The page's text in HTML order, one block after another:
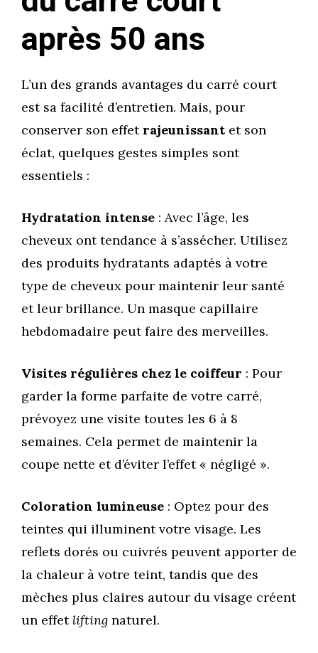
après 50 ans
L’un des grands avantages du carré court
est sa facilité d’entretien. Mais, pour
conserver son effet rajeunissant et son
éclat, quelques gestes simples sont
essentiels :
Hydratation intense : Avec l’âge, les
cheveux ont tendance à s’assécher. Utilisez
des produits hydratants adaptés à votre
type de cheveux pour maintenir leur santé
et leur brillance. Un masque capillaire
hebdomadaire peut faire des merveilles.
Visites régulières chez le coiffeur : Pour
garder la forme parfaite de votre carré,
prévoyez une visite toutes les 6 à 8
semaines. Cela permet de maintenir la
coupe nette et d’éviter l’effet « négligé ».
Coloration lumineuse : Optez pour des
teintes qui illuminent votre visage. Les
reflets dorés ou cuivrés peuvent apporter de
la chaleur à votre teint, tandis que des
mèches plus claires autour du visage créent
un effet lifting naturel.